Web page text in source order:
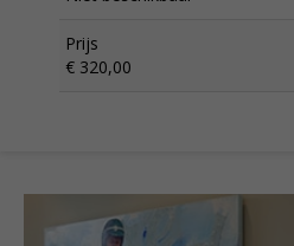
Prijs
€ 320,00